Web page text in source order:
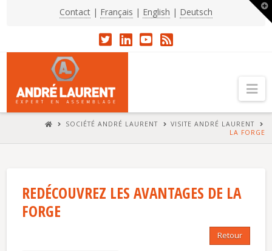
Contact | Français | English | Deutsch
HOMESOCIÉTÉ ANDRÉ LAURENT
VISITE ANDRÉ LAURENT
LA FORGE
REDÉCOUVREZ LES AVANTAGES DE LA
FORGE
Retour